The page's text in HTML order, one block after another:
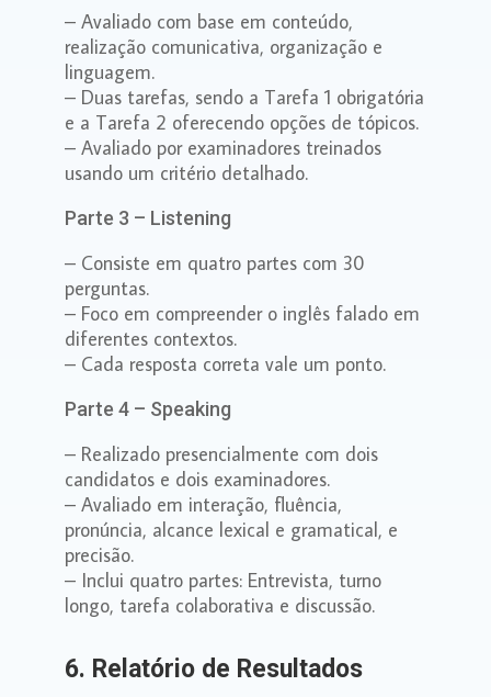
– Avaliado com base em conteúdo,
realização comunicativa, organização e
linguagem.
– Duas tarefas, sendo a Tarefa 1 obrigatória
e a Tarefa 2 oferecendo opções de tópicos.
– Avaliado por examinadores treinados
usando um critério detalhado.
Parte 3 – Listening
– Consiste em quatro partes com 30
perguntas.
– Foco em compreender o inglês falado em
diferentes contextos.
– Cada resposta correta vale um ponto.
Parte 4 – Speaking
– Realizado presencialmente com dois
candidatos e dois examinadores.
– Avaliado em interação, fluência,
pronúncia, alcance lexical e gramatical, e
precisão.
– Inclui quatro partes: Entrevista, turno
longo, tarefa colaborativa e discussão.
6. Relatório de Resultados